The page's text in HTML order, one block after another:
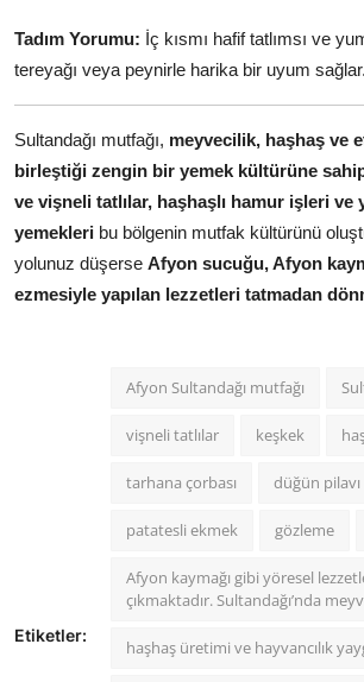
Tadım Yorumu: İç kısmı hafif tatlımsı ve
tereyağı veya peynirle harika bir uyum sağlar.
Sultandağı mutfağı, meyvecilik, haşhaş ve
birleştiği zengin bir yemek kültürüne
ve vişneli tatlılar, haşhaşlı hamur işleri ve
yemekleri bu bölgenin mutfak kültürünü
yolunuz düşerse Afyon sucuğu, Afyon
ezmesiyle yapılan lezzetleri tatmadan
Etiketler:
Afyon Sultandağı mutfağı
vişneli tatlılar keşkek
tarhana çorbası düğün pilavı
patatesli ekmek gözleme
Afyon kaymağı gibi yöresel
çıkmaktadır. Sultandağı’nda
haşhaş üretimi ve hayvancılık